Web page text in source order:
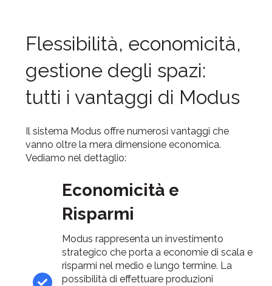
Flessibilità, economicità,
gestione degli spazi:
tutti i vantaggi di Modus
Il sistema Modus offre numerosi vantaggi che
vanno oltre la mera dimensione economica.
Vediamo nel dettaglio:
Economicità e
Risparmi
Modus rappresenta un investimento
strategico che porta a economie di scala e
risparmi nel medio e lungo termine. La
possibilità di effettuare produzioni